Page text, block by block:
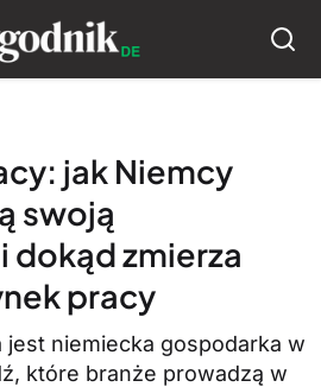
jak Niemcy
swoją
dokąd zmierza
pracy
niemiecka gospodarka w
które branże prowadzą w